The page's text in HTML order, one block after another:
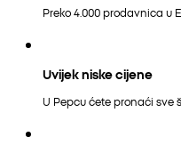
Preko 4.000 prodavnica u
Uvijek niske cijene
U Pepcu ćete pronaći sve